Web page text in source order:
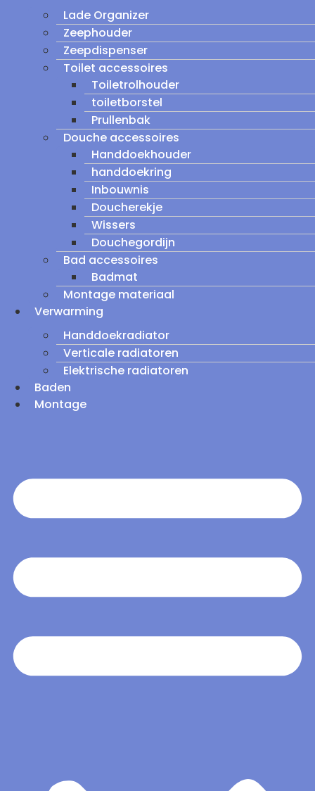
Lade Organizer
Zeephouder
Zeepdispenser
Toilet accessoires
Toiletrolhouder
toiletborstel
Prullenbak
Douche accessoires
Handdoekhouder
handdoekring
Inbouwnis
Doucherekje
Wissers
Douchegordijn
Bad accessoires
Badmat
Montage materiaal
Verwarming
Handdoekradiator
Verticale radiatoren
Elektrische radiatoren
Baden
Montage